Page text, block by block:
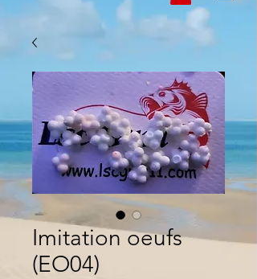
Imitation oeufs
(EO04)